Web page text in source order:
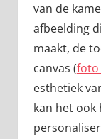
van de
afbeelding
maakt, de
canvas (foto
esthetiek
kan het